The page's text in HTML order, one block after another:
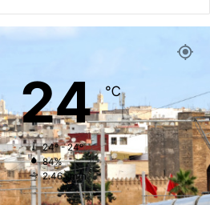
24℃
24º - 24º
84%
2.46 km/h